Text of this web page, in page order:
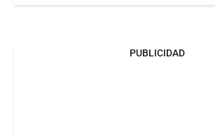
PUBLICIDAD